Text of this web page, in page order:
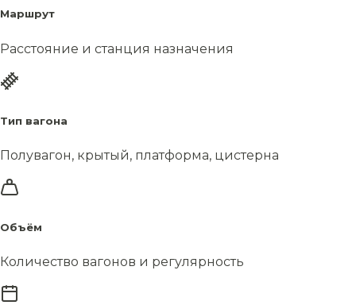
Маршрут
Расстояние и станция назначения
Тип вагона
Полувагон, крытый, платформа, цистерна
Объём
Количество вагонов и регулярность